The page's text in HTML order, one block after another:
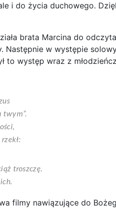
i do życia duchowego.
brata Marcina do
Następnie w występie
to występ wraz z
twym”.
troszczę.
filmy nawiązujące do